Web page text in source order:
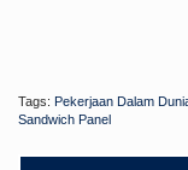
Tags: Pekerjaan Dalam
Sandwich Panel